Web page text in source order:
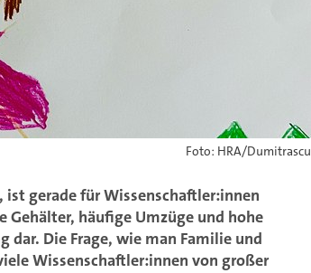
Foto: HRA/Dumitrascu
gerade für Wissenschaftler:innen
häufige Umzüge und hohe
Die Frage, wie man Familie und
Wissenschaftler:innen von großer